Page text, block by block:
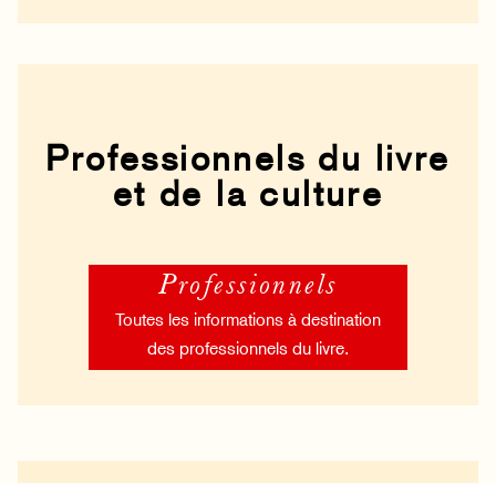
Professionnels du livre
et de la culture
Professionnels
Toutes les informations à destination
des professionnels du livre.